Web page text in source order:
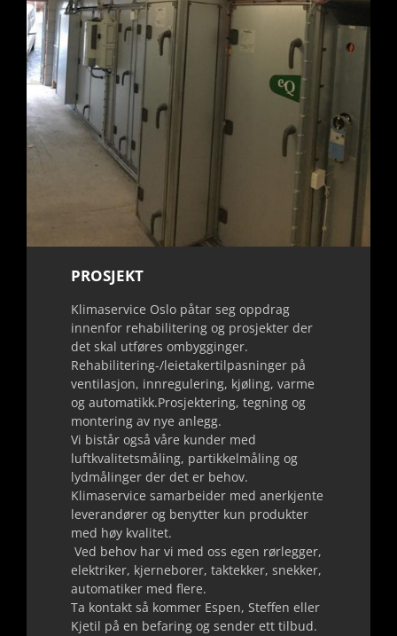
PROSJEKT
Klimaservice Oslo påtar seg oppdrag
innenfor rehabilitering og prosjekter der
det skal utføres ombygginger.
Rehabilitering-/leietakertilpasninger på
ventilasjon, innregulering, kjøling, varme
og automatikk.Prosjektering, tegning og
montering av nye anlegg.
Vi bistår også våre kunder med
luftkvalitetsmåling, partikkelmåling og
lydmålinger der det er behov.
Klimaservice samarbeider med anerkjente
leverandører og benytter kun produkter
med høy kvalitet.
Ved behov har vi med oss egen rørlegger,
elektriker, kjerneborer, taktekker, snekker,
automatiker med flere.
Ta kontakt så kommer Espen, Steffen eller
Kjetil på en befaring og sender ett tilbud.